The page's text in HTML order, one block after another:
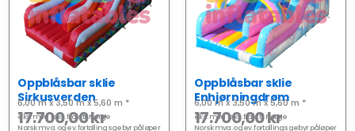
Oppblåsbar sklie
Sirkusverden
6,00 m x 3,50 m x 5,60 m *
17.700,00kr
eks. mva · eks.frakttil Norge
Norsk mva. og ev. fortollingsgebyr påløper
Oppblåsbar sklie
Enhjørningdrøm
6,00 m x 3,50 m x 5,60 m *
17.700,00kr
eks. mva · eks.frakttil Norge
Norsk mva. og ev. fortollingsgebyr påløper